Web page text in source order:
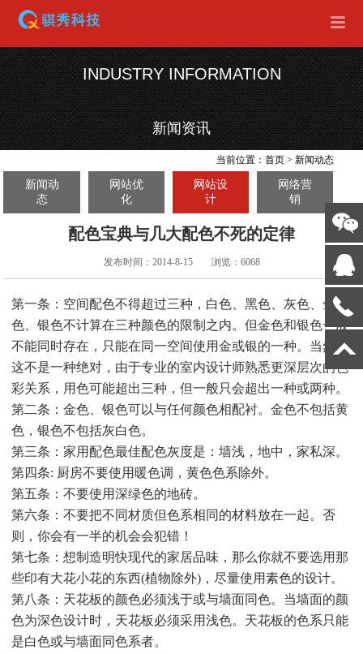
INDUSTRY INFORMATION
新闻资讯
当前位置：首页 >新闻动态
新闻动
态
网站优
化
网站设
计
网络营
销
配色宝典与几大配色不死的定律
发布时间：2014-8-15 浏览：6068
第一条：空间配色不得超过三种，白色、黑色、灰色、金
色、银色不计算在三种颜色的限制之内。但金色和银色一般
不能同时存在，只能在同一空间使用金或银的一种。当然，
这不是一种绝对，由于专业的室内设计师熟悉更深层次的色
彩关系，用色可能超出三种，但一般只会超出一种或两种。
第二条：金色、银色可以与任何颜色相配衬。金色不包括黄
色，银色不包括灰白色。
第三条：家用配色最佳配色灰度是：墙浅，地中，家私深。
第四条: 厨房不要使用暖色调，黄色色系除外。
第五条：不要使用深绿色的地砖。
第六条：不要把不同材质但色系相同的材料放在一起。否
则，你会有一半的机会会犯错！
第七条：想制造明快现代的家居品味，那么你就不要选用那
些印有大花小花的东西(植物除外)，尽量使用素色的设计。
第八条：天花板的颜色必须浅于或与墙面同色。当墙面的颜
色为深色设计时，天花板必须采用浅色。天花板的色系只能
是白色或与墙面同色系者。